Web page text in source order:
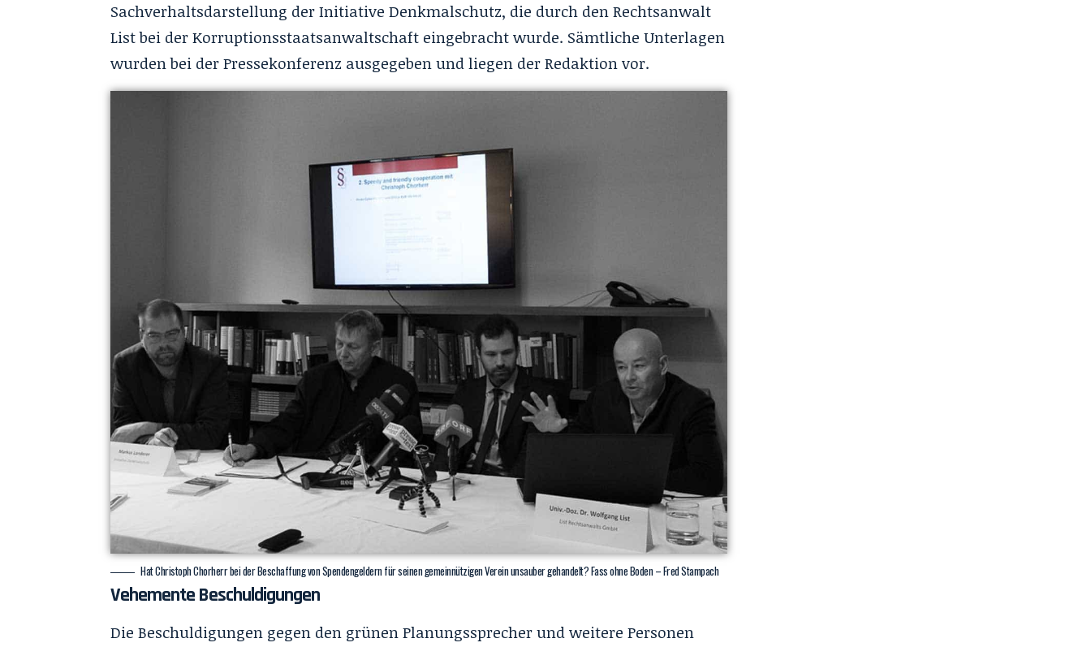
Sachverhaltsdarstellung der Initiative Denkmalschutz, die durch den Rechtsanwalt
List bei der Korruptionsstaatsanwaltschaft eingebracht wurde. Sämtliche Unterlagen
wurden bei der Pressekonferenz ausgegeben und liegen der Redaktion vor.
Hat Christoph Chorherr bei der Beschaffung von Spendengeldern für seinen gemeinnützigen Verein unsauber gehandelt? Fass ohne Boden – Fred Stampach
Vehemente Beschuldigungen
Die Beschuldigungen gegen den grünen Planungssprecher und weitere Personen